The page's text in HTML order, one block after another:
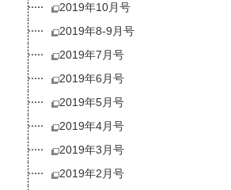
2019年10月号
2019年8-9月号
2019年7月号
2019年6月号
2019年5月号
2019年4月号
2019年3月号
2019年2月号